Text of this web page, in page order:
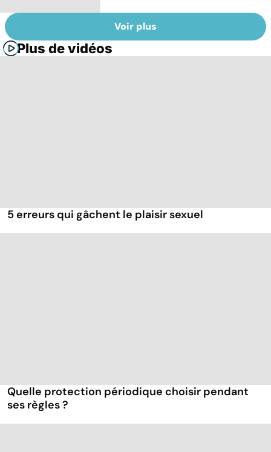
Voir plus
Plus de vidéos
5 erreurs qui gâchent le plaisir sexuel
Quelle protection périodique choisir pendant
ses règles ?